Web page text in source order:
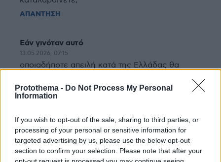
Protothema - Do Not Process My Personal
Information
If you wish to opt-out of the sale, sharing to third parties, or
processing of your personal or sensitive information for
targeted advertising by us, please use the below opt-out
section to confirm your selection. Please note that after your
ΑΠΑΝΤΗΣΗ
Εάν γινόταν αυτό
13.05.2026, 07:15
οποιαδήποτε απειλή κατά της Ελλάδας θα
φυσικά θα υπήρχε κατακόρυφη αύξηση των
ξένων επενδύσεων λόγω της απόλυτης νομικής
ΑΠΑΝΤΗΣΗ
Πρόεδρε ξεκίνα